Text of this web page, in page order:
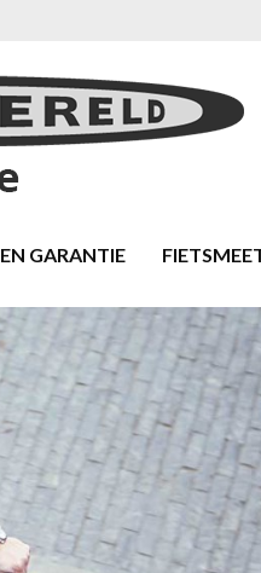
GARANTIE